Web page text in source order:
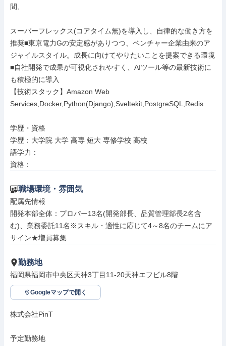
間、
スーパーフレックス(コアタイム無)を導入し、自律的な働き方を
推奨■東京電力Gの安定感がありつつ、ベンチャー企業由来のア
ジャイルスタイル。成長に向けてやりたいことを提案できる環境
■自社開発で成果が可視化されやすく、AIツール等の最新技術に
も積極的に導入
【技術スタック】Amazon Web
Services,Docker,Python(Django),Sveltekit,PostgreSQL,Redis
学歴・資格
学歴：大学院 大学 高専 短大 専修学校 高校
語学力：
資格：
職場環境・雰囲気
配属先情報
開発本部全体：プロパー13名(開発部長、品質管理部長2名含
む)、業務委託11名※スキル・適性に応じて4～8名のチームにア
サイン★増員募集
勤務地
福岡県福岡市中央区天神3丁目11-20天神エフビル8階
Googleマップで開く
株式会社PinT
予定勤務地